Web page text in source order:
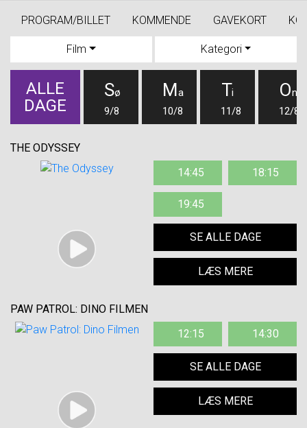
PROGRAM/BILLET KOMMENDE GAVEKORT
Film Kategori
ALLE
DAGE
Sø
9/8
Ma
10/8
Ti
11/8
O
n
12/8
THE ODYSSEY
14:45
18:15
19:45
SE ALLE DAGE
LÆS MERE
PAW PATROL: DINO FILMEN
12:15
14:30
SE ALLE DAGE
LÆS MERE